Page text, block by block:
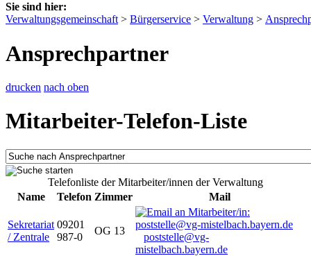
Sie sind hier:
Verwaltungsgemeinschaft > Bürgerservice > Verwaltung >
Ansprechpartner
drucken nach oben
Mitarbeiter-Telefon-Liste
Telefonliste der Mitarbeiter/innen der Verwaltung
Name
Telefon Zimmer Mail
Sekretariat
/ Zentrale
09201
987-0
OG 13
poststelle@vg-
mistelbach.bayern.de